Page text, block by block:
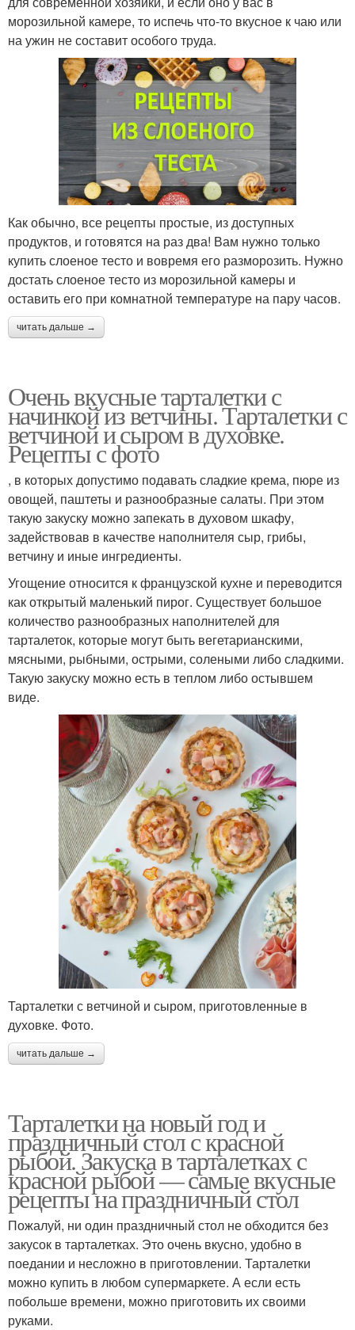
морозильной камере, то испечь что-то вкусное к чаю или
на ужин не составит особого труда.
Как обычно, все рецепты простые, из доступных
продуктов, и готовятся на раз два! Вам нужно только
купить слоеное тесто и вовремя его разморозить. Нужно
достать слоеное тесто из морозильной камеры и
оставить его при комнатной температуре на пару часов.
читать дальше →
Очень вкусные тарталетки с
начинкой из ветчины. Тарталетки с
ветчиной и сыром в духовке.
Рецепты с фото
, в которых допустимо подавать сладкие крема, пюре из
овощей, паштеты и разнообразные салаты. При этом
такую закуску можно запекать в духовом шкафу,
задействовав в качестве наполнителя сыр, грибы,
ветчину и иные ингредиенты.
Угощение относится к французской кухне и переводится
как открытый маленький пирог. Существует большое
количество разнообразных наполнителей для
тарталеток, которые могут быть вегетарианскими,
мясными, рыбными, острыми, солеными либо сладкими.
Такую закуску можно есть в теплом либо остывшем
виде.
Тарталетки с ветчиной и сыром, приготовленные в
духовке. Фото.
читать дальше →
Тарталетки на новый год и
праздничный стол с красной
рыбой. Закуска в тарталетках с
красной рыбой — самые вкусные
рецепты на праздничный стол
Пожалуй, ни один праздничный стол не обходится без
закусок в тарталетках. Это очень вкусно, удобно в
поедании и несложно в приготовлении. Тарталетки
можно купить в любом супермаркете. А если есть
побольше времени, можно приготовить их своими
руками.